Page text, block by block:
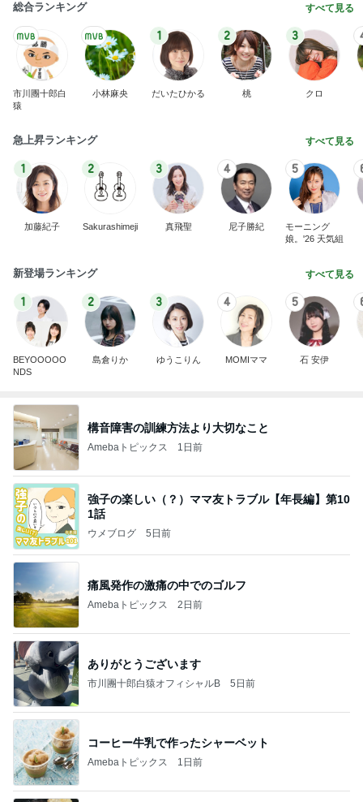
総合ランキング すべて見る
市川團十郎白
猿
小林麻央
1
だいたひかる
2
桃
3
クロ
急上昇ランキング すべて見る
1
加藤紀子
2
Sakurashimeji
3
真飛聖
4
尼子勝紀
5
モーニング
娘。'26 天気組
新登場ランキング すべて見る
1
BEYOOOOO
NDS
2
島倉りか
3
ゆうこりん
4
MOMIママ
5
石 安伊
構音障害の訓練方法より大切なこと
Amebaトピックス 1日前
強子の楽しい（？）ママ友トラブル【年長編】第10
1話
ウメブログ 5日前
痛風発作の激痛の中でのゴルフ
Amebaトピックス 2日前
ありがとうございます
市川團十郎白猿オフィシャルB 5日前
コーヒー牛乳で作ったシャーベット
Amebaトピックス 1日前